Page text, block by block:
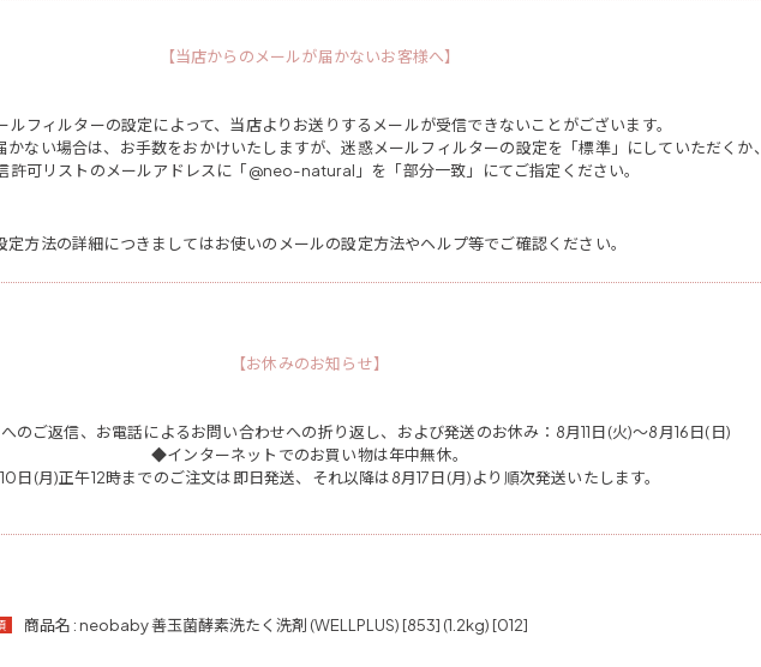
【当店からのメールが届かないお客様へ】
ルフィルターの設定によって、当店よりお送りするメールが受信できないことがございます。
かない場合は、お手数をおかけいたしますが、迷惑メールフィルターの設定を「標準」にしていただくか、
許可リストのメールアドレスに「@neo-natural」を「部分一致」にてご指定ください。
定方法の詳細につきましてはお使いのメールの設定方法やヘルプ等でご確認ください。
【お休みのお知らせ】
のご返信、お電話によるお問い合わせへの折り返し、および発送のお休み：8月11日(火)～8月16日(日)
◆インターネットでのお買い物は年中無休。
日(月)正午12時までのご注文は即日発送、それ以降は8月17日(月)より順次発送いたします。
商品名 : neobaby 善玉菌酵素洗たく洗剤 (WELLPLUS) [853]